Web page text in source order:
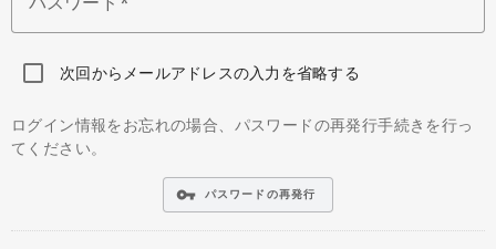
次回からメールアドレスの入力を省略する
ログイン情報をお忘れの場合、パスワードの再発行手続きを行っ
てください。
vpn_key パスワードの再発行